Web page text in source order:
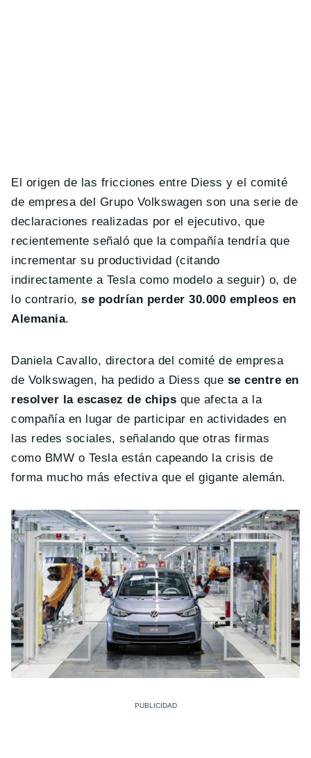
El origen de las fricciones entre Diess y el comité
de empresa del Grupo Volkswagen son una serie de
declaraciones realizadas por el ejecutivo, que
recientemente señaló que la compañía tendría que
incrementar su productividad (citando
indirectamente a Tesla como modelo a seguir) o, de
lo contrario,se podrían perder 30.000 empleos en
Alemania.
Daniela Cavallo, directora del comité de empresa
de Volkswagen, ha pedido a Diess que se centre en
resolver la escasez de chips que afecta a la
compañía en lugar de participar en actividades en
las redes sociales, señalando que otras firmas
como BMW o Tesla están capeando la crisis de
forma mucho más efectiva que el gigante alemán.